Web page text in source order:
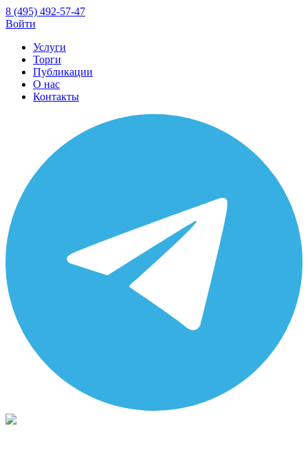
8 (495) 492-57-47
Войти
Услуги
Торги
Публикации
О нас
Контакты